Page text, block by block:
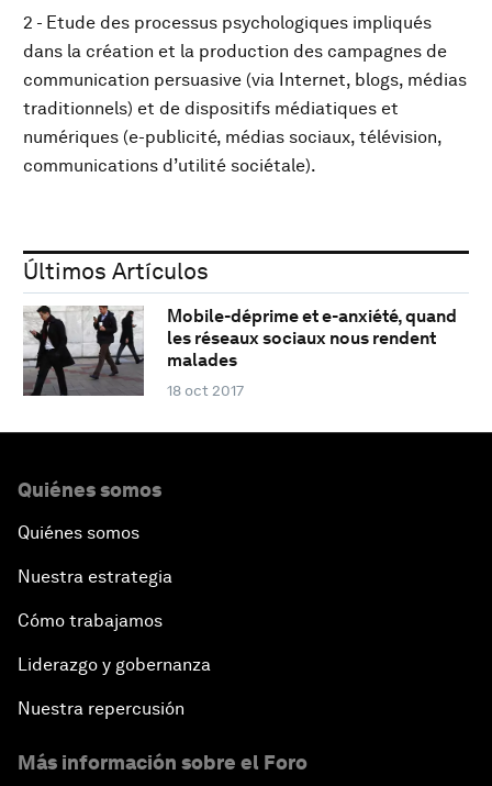
2 - Etude des processus psychologiques impliqués
dans la création et la production des campagnes de
communication persuasive (via Internet, blogs, médias
traditionnels) et de dispositifs médiatiques et
numériques (e-publicité, médias sociaux, télévision,
communications d’utilité sociétale).
Últimos Artículos
Mobile-déprime et e-anxiété, quand
les réseaux sociaux nous rendent
malades
18 oct 2017
Quiénes somos
Quiénes somos
Nuestra estrategia
Cómo trabajamos
Liderazgo y gobernanza
Nuestra repercusión
Más información sobre el Foro